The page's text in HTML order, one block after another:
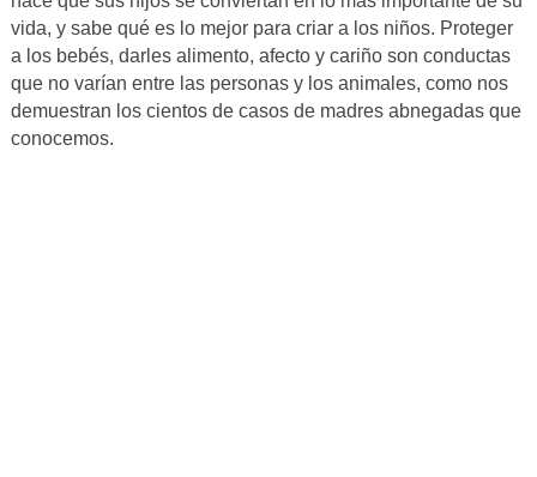
vida, y sabe qué es lo mejor para criar a los niños. Proteger
a los bebés, darles alimento, afecto y cariño son conductas
que no varían entre las personas y los animales, como nos
demuestran los cientos de casos de madres abnegadas que
conocemos.